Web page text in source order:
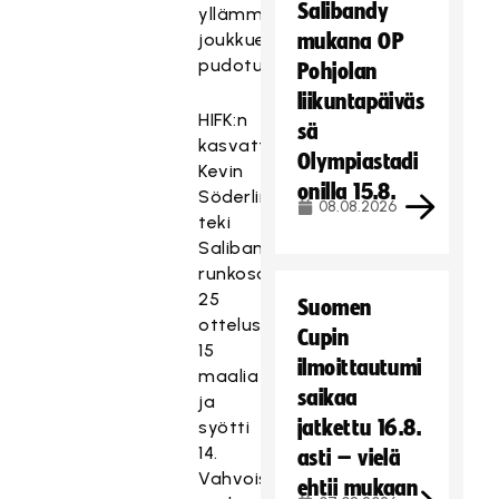
yllämme
joukkueena
pudotuspeleihin.
HIFK:n
kasvatti
Kevin
Söderling
teki
Salibandyliigan
runkosarjan
25
ottelussaan
15
maalia
ja
syötti
14.
Vahvoissa
Salibandy
mukana OP
Pohjolan
liikuntapäiväs
sä
Olympiastadi
onilla 15.8.
08.08.2026
Suomen
Cupin
ilmoittautumi
saikaa
jatkettu 16.8.
asti – vielä
ehtii mukaan